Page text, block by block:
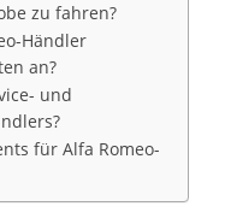
zu fahren?
Händler
an?
und
für Alfa Romeo-